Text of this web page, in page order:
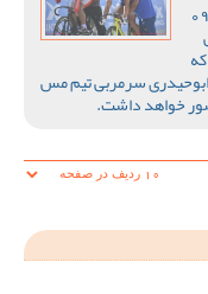
سرمربی تیم مس
خواهد داشت.